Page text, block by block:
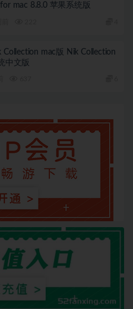
mac 8.8.0 苹果系统版
Collection mac版 Nik Collection
中文版